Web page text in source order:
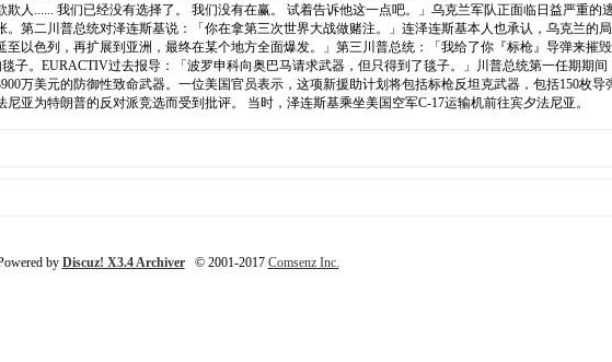
人...... 我们已经没有选择了。 我们没有在赢。 试着告诉他这一点吧。」乌克兰军队正面临日益严重的
第二川普总统对泽连斯基说：「你在拿第三次世界大战做赌注。」连泽连斯基本人也承认，乌克兰的
以色列，再扩展到亚洲，最终在某个地方全面爆发。」第三川普总统：「我给了你『标枪』导弹来摧
子。EURACTIV过去报导：「波罗申科向奥巴马请求武器，但只得到了毯子。」川普总统第一任期期
万美元的防御性致命武器。一位美国官员表示，这项新援助计划将包括标枪反坦克武器，包括150枚
亚为特朗普的反对派竞选而受到批评。 当时，泽连斯基乘坐美国空军C-17运输机前往宾夕法尼亚。
by Discuz! X3.4 Archiver© 2001-2017 Comsenz Inc.